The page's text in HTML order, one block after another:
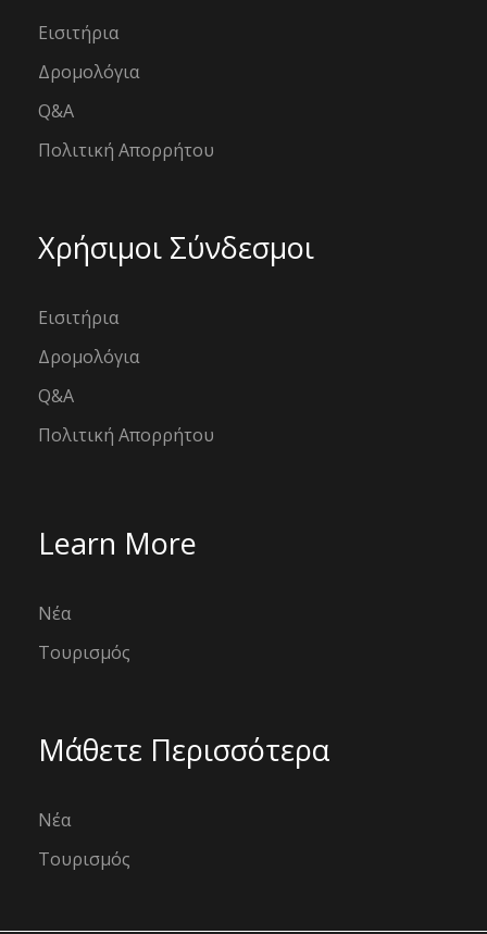
Εισιτήρια
Δρομολόγια
Q&A
Πολιτική Απορρήτου
Χρήσιμοι Σύνδεσμοι
Εισιτήρια
Δρομολόγια
Q&A
Πολιτική Απορρήτου
Learn More
Νέα
Τουρισμός
Μάθετε Περισσότερα
Νέα
Τουρισμός